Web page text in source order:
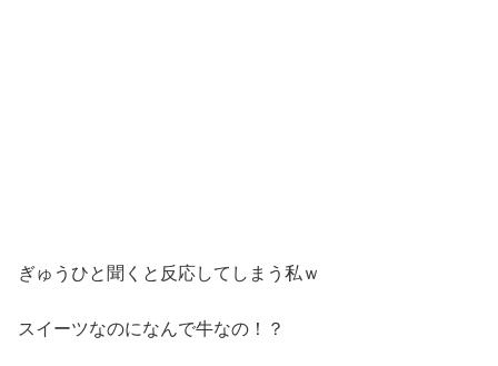
ぎゅうひと聞くと反応してしまう私ｗ
スイーツなのになんで牛なの！？